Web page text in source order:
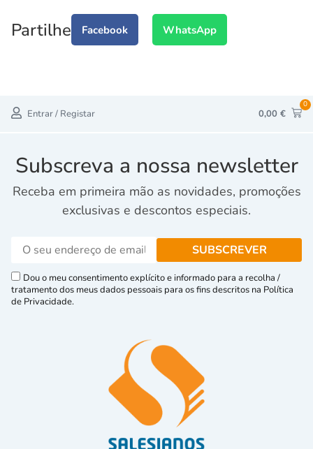
Partilhe Facebook WhatsApp
Entrar / Registar 0,00 €
0
Subscreva a nossa newsletter
Receba em primeira mão as novidades, promoções
exclusivas e descontos especiais.
Dou o meu consentimento explícito e informado para a recolha /
tratamento dos meus dados pessoais para os fins descritos na Política
de Privacidade.